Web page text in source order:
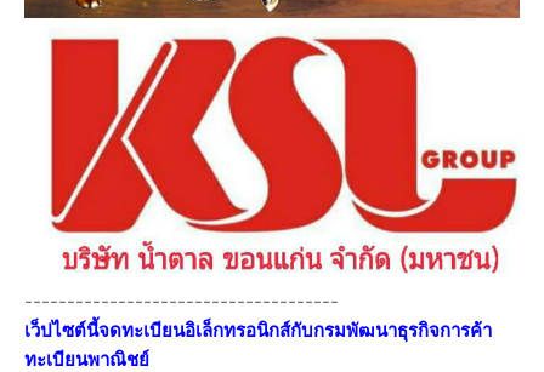
-------------------------------------
เว็ปไซต์นี้จดทะเบียนอิเล็กทรอนิกส์กับกรมพัฒนาธุรกิจการค้า
ทะเบียนพาณิชย์